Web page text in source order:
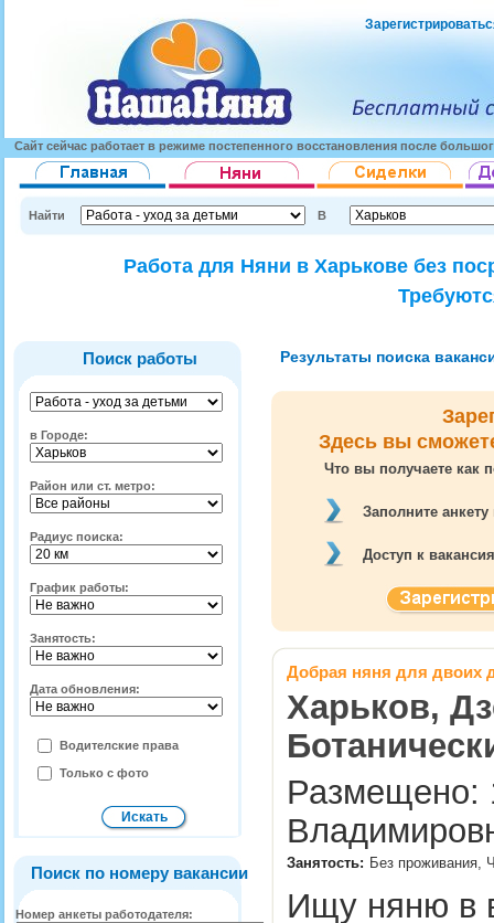
Сайт сейчас работает в режиме постепенного восстановления после
Найти В
Работа для Няни в Харькове без
Поиск работы
в Городе:
Район или ст. метро:
Радиус поиска:
График работы:
Занятость:
Дата обновления:
Водителские права
Только с фото
Поиск по номеру вакансии
Номер анкеты работодателя:
Результаты поиска
Здесь вы
Что вы получаете как
Заполните
Доступ к
Добрая няня для двоих
Харьков,
Размещено:
Занятость: Без проживания,
Ищу няню в